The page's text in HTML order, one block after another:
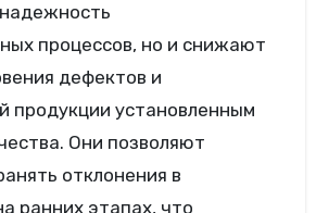
процессов, но и снижают
дефектов и
продукции установленным
Они позволяют
отклонения в
ранних этапах, что